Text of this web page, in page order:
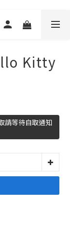
Kitty
請等待自取通知